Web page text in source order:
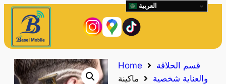
Home
قسم الحلاقة
والعناية شخصية
ماكينة
العربية